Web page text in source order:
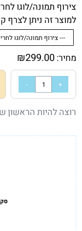
צירוף תמונה/לוגו
למוצר זה ניתן לצרף
מחיר: ₪299.00
רוצה להיות הראשון